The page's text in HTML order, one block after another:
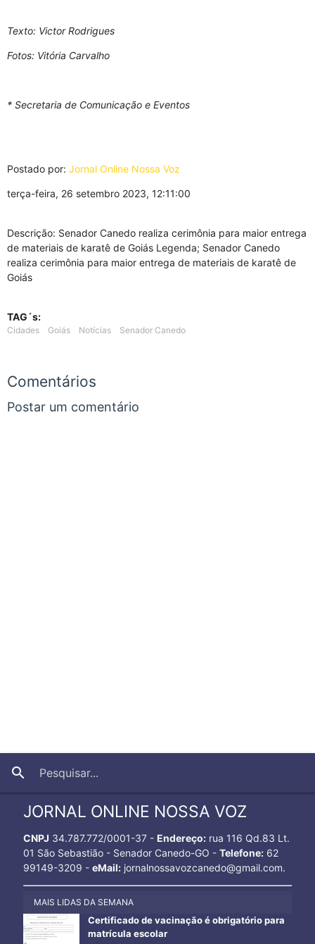
Texto: Victor Rodrigues
Fotos: Vitória Carvalho
* Secretaria de Comunicação e Eventos
Postado por: Jornal Online Nossa Voz
terça-feira, 26 setembro 2023, 12:11:00
Descrição: Senador Canedo realiza cerimônia para maior entrega
de materiais de karatê de Goiás Legenda; Senador Canedo
realiza cerimônia para maior entrega de materiais de karatê de
Goiás
TAG´s:
Cidades Goiás Notícias Senador Canedo
Comentários
Postar um comentário
search
JORNAL ONLINE NOSSA VOZ
CNPJ 34.787.772/0001-37 - Endereço:rua 116 Qd.83 Lt.
01 São Sebastião - Senador Canedo-GO - Telefone:62
99149-3209 - eMail:jornalnossavozcanedo@gmail.com.
MAIS LIDAS DA SEMANA
Certificado de vacinação é obrigatório para
matrícula escolar